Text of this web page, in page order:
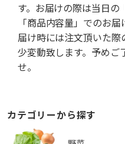
す。お届けの際は当日の
「商品内容量」でのお
届け時には注文頂いた際
少変動致します。予めご
せ。
カテゴリーから探す